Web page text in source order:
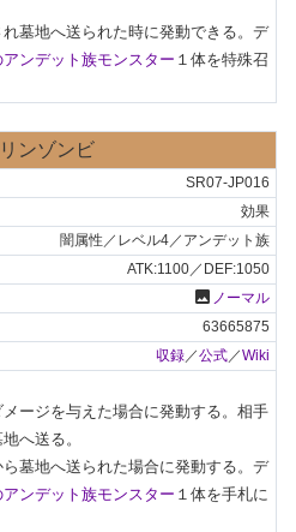
墓地へ送られた時に発動できる。デ
ンデット族モンスター １体を特殊召
ンゾンビ
SR07-JP016
効果
闇属性／レベル4／アンデット族
ATK:1100／DEF:1050
photo ノーマル
63665875
収録 ／公式 ／Wiki
ージを与えた場合に発動する。相手
へ送る。
墓地へ送られた場合に発動する。デ
ンデット族モンスター １体を手札に